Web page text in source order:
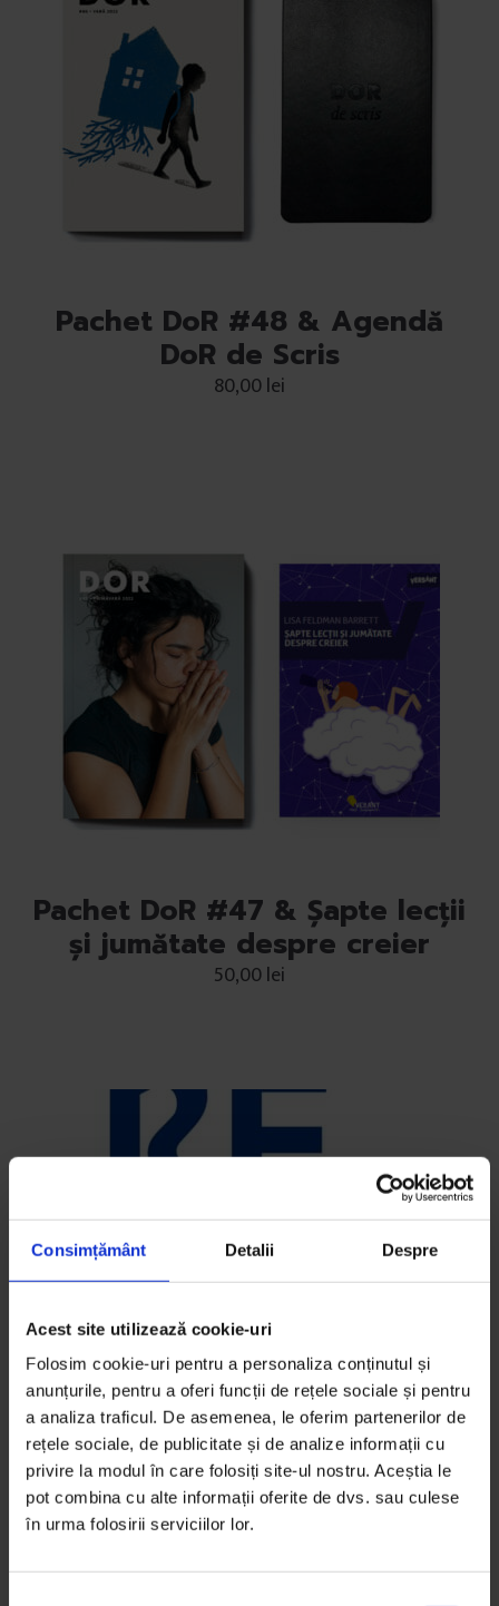
Consimțământ Detalii Despre
Acest site utilizează cookie-uri
Folosim cookie-uri pentru a personaliza conținutul și
anunțurile, pentru a oferi funcții de rețele sociale și pentru
a analiza traficul. De asemenea, le oferim partenerilor de
rețele sociale, de publicitate și de analize informații cu
privire la modul în care folosiți site-ul nostru. Aceștia le
pot combina cu alte informații oferite de dvs. sau culese
în urma folosirii serviciilor lor.
Pachet DoR #48 & Agendă
DoR de Scris
80,00lei
Pachet DoR #47 & Șapte lecții
și jumătate despre creier
50,00lei
Regândește
40,00